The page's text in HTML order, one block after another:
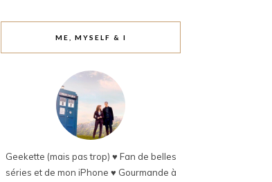
ME, MYSELF & I
Geekette (mais pas trop) ♥ Fan de belles
séries et de mon iPhone ♥ Gourmande à